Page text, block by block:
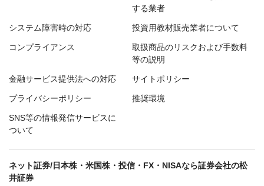
する業者
システム障害時の対応 投資用教材販売業者について
コンプライアンス
取扱商品のリスクおよび手数料
等の説明
金融サービス提供法への対応 サイトポリシー
プライバシーポリシー 推奨環境
SNS等の情報発信サービスに
ついて
ネット証券/日本株・米国株・投信・FX・NISAなら証券会社の松
井証券